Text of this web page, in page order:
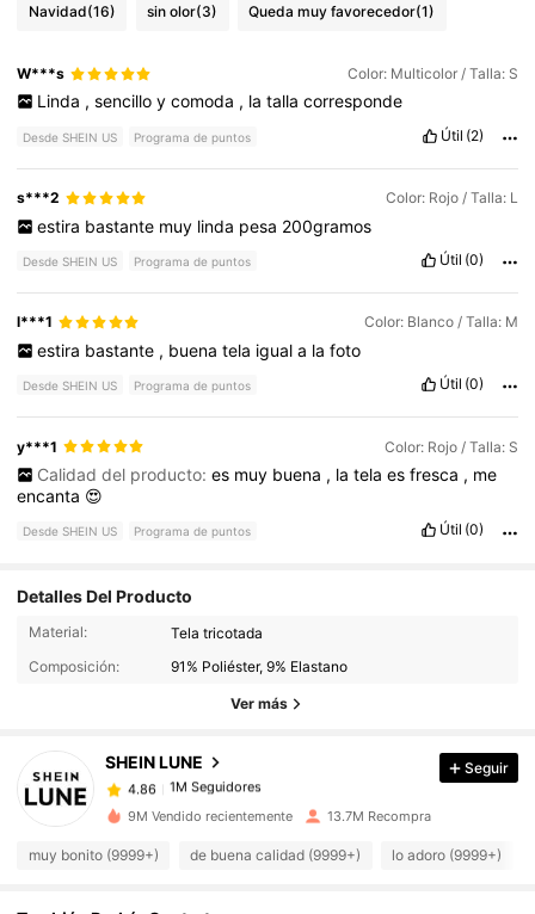
Navidad(16) sin olor(3) Queda muy favorecedor(1)
W***s Color: Multicolor / Talla: S
Linda , sencillo y comoda , la talla corresponde
Desde SHEIN US Programa de puntos Útil (2)
s***2 Color: Rojo / Talla: L
estira bastante muy linda pesa 200gramos
Desde SHEIN US Programa de puntos Útil (0)
l***1 Color: Blanco / Talla: M
estira bastante , buena tela igual a la foto
Desde SHEIN US Programa de puntos Útil (0)
y***1 Color: Rojo / Talla: S
Calidad del producto: es muy buena , la tela es fresca , me
encanta 😍
Desde SHEIN US Programa de puntos Útil (0)
Detalles Del Producto
Material:
Tela tricotada
Composición:
91% Poliéster, 9% Elastano
Ver más
SHEIN LUNE
1M Seguidores
4.86
1M Seguidores
h***3
pagóHace 4 horas
4.86
Seguir
9M Vendido recientemente 13.7M Recompra
muy bonito (9999+) de buena calidad (9999+) lo adoro (9999+)